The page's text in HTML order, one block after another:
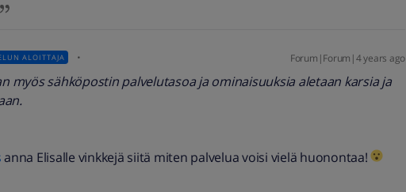
ALOITTAJA Forum|Forum|4 years ago
myös sähköpostin palvelutasoa ja ominaisuuksia aletaan karsia ja
anna Elisalle vinkkejä siitä miten palvelua voisi vielä huonontaa!